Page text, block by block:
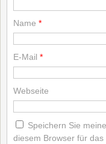
Name *
E-Mail *
Webseite
Speichern Sie
diesem Browser für